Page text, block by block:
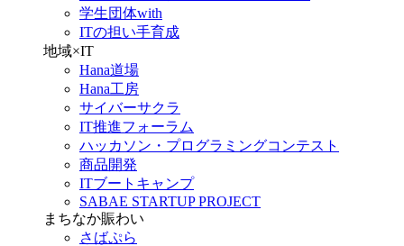
学生団体with
ITの担い手育成
地域×IT
Hana道場
Hana工房
サイバーサクラ
IT推進フォーラム
ハッカソン・プログラミングコンテスト
商品開発
ITブートキャンプ
SABAE STARTUP PROJECT
まちなか賑わい
さばぷら